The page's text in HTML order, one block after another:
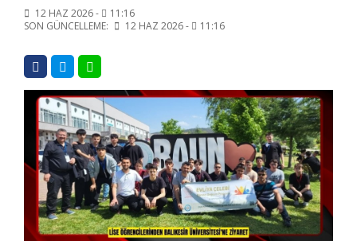
12 HAZ 2026 -
11:16
SON GÜNCELLEME:
12 HAZ 2026 - 11:16